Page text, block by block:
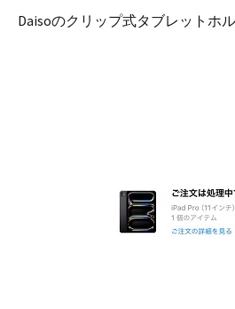
Daisoのクリップ式タブレットホ